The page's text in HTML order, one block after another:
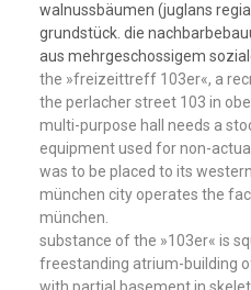
walnussbäumen (juglans
grundstück. die
aus mehrgeschossigem
the »freizeittreff 103er«, a
the perlacher street 103 in
multi-purpose hall needs a
equipment used for non-
was to be placed to its
münchen city operates the
münchen.
substance of the »103er« is
freestanding atrium-building